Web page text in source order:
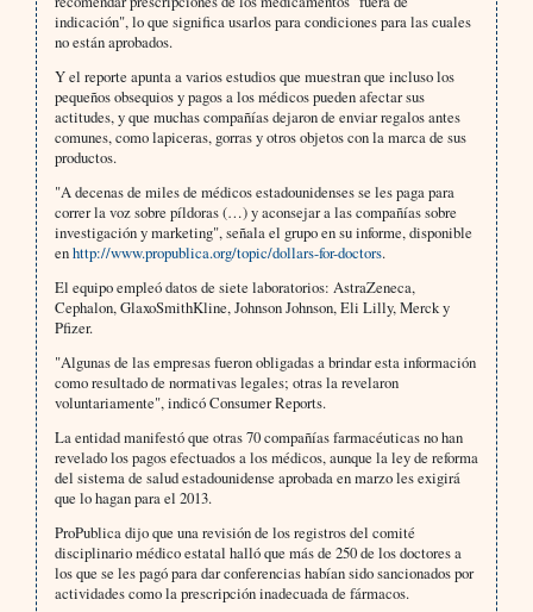
indicación", lo que significa usarlos para condiciones para las cuales
no están aprobados.
Y el reporte apunta a varios estudios que muestran que incluso los
pequeños obsequios y pagos a los médicos pueden afectar sus
actitudes, y que muchas compañías dejaron de enviar regalos antes
comunes, como lapiceras, gorras y otros objetos con la marca de sus
productos.
"A decenas de miles de médicos estadounidenses se les paga para
correr la voz sobre píldoras (…) y aconsejar a las compañías sobre
investigación y marketing", señala el grupo en su informe, disponible
enhttp://www.propublica.org/topic/dollars-for-doctors.
El equipo empleó datos de siete laboratorios: AstraZeneca,
Cephalon, GlaxoSmithKline, Johnson Johnson, Eli Lilly, Merck y
Pfizer.
"Algunas de las empresas fueron obligadas a brindar esta información
como resultado de normativas legales; otras la revelaron
voluntariamente", indicó Consumer Reports.
La entidad manifestó que otras 70 compañías farmacéuticas no han
revelado los pagos efectuados a los médicos, aunque la ley de reforma
del sistema de salud estadounidense aprobada en marzo les exigirá
que lo hagan para el 2013.
ProPublica dijo que una revisión de los registros del comité
disciplinario médico estatal halló que más de 250 de los doctores a
los que se les pagó para dar conferencias habían sido sancionados por
actividades como la prescripción inadecuada de fármacos.